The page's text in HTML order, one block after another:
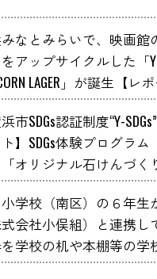
なとみらいで、映画館
アップサイクルした「
LAGER」が誕生【レポ
浜市SDGs認証制度“Y-
】SDGs体験プログラ
オリジナル石けんづく
ん～」 YOXO FESTIVAL
学校（南区）の６年生
式会社小俣組）と連携し
学校の机や本棚等の学
イクルしました！